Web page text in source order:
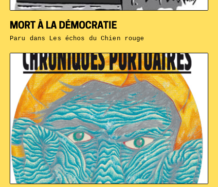
MORT À LA DÉMOCRATIE
Paru dans Les échos du Chien rouge